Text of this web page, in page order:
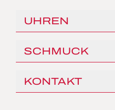
UHREN
Franck Muller
SCHMUCK
KONTAKT